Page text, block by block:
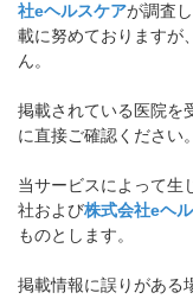
社eヘルスケアが調査
載に努めておりますが
ん。
掲載されている医院を
に直接ご確認ください。
当サービスによって生
社および株式会社eヘ
ものとします。
掲載情報に誤りがある